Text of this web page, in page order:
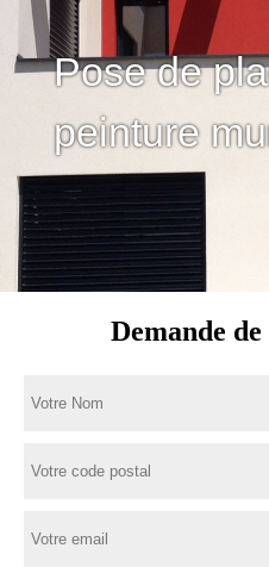
Pose de
peinture
Demande